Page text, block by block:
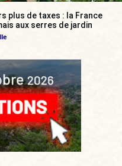
plus de taxes : la France
aux serres de jardin